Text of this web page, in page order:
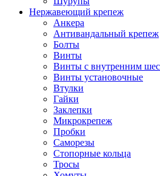
Нержавеющий крепеж
Анкера
Антивандальный крепеж
Болты
Винты
Винты с внутренним
Винты установочные
Втулки
Гайки
Заклепки
Микрокрепеж
Пробки
Саморезы
Стопорные кольца
Тросы